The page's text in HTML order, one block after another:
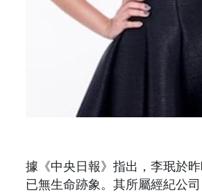
據《中央日報》指出，李珉於
已無生命跡象。其所屬經紀公司